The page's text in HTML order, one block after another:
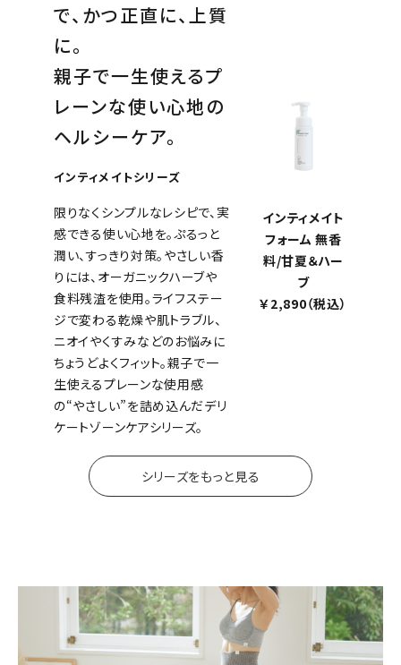
で、かつ正直に、上質
に。
親子で一生使えるプ
レーンな使い心地の
ヘルシーケア。
インティメイトシリーズ
限りなくシンプルなレシピで、実
感できる使い心地を。ぷるっと
潤い、すっきり対策。やさしい香
りには、オーガニックハーブや
食料残渣を使用。ライフステー
ジで変わる乾燥や肌トラブル、
ニオイやくすみなどのお悩みに
ちょうどよくフィット。親子で一
生使えるプレーンな使用感
の“やさしい”を詰め込んだデリ
ケートゾーンケアシリーズ。
インティメイト
フォーム 無香
料/甘夏＆ハー
ブ
￥2,890（税込）
シリーズをもっと見る